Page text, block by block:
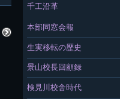
千工沿革
本部同窓会報
生実移転の歴史
景山校長回顧録
検見川校舎時代